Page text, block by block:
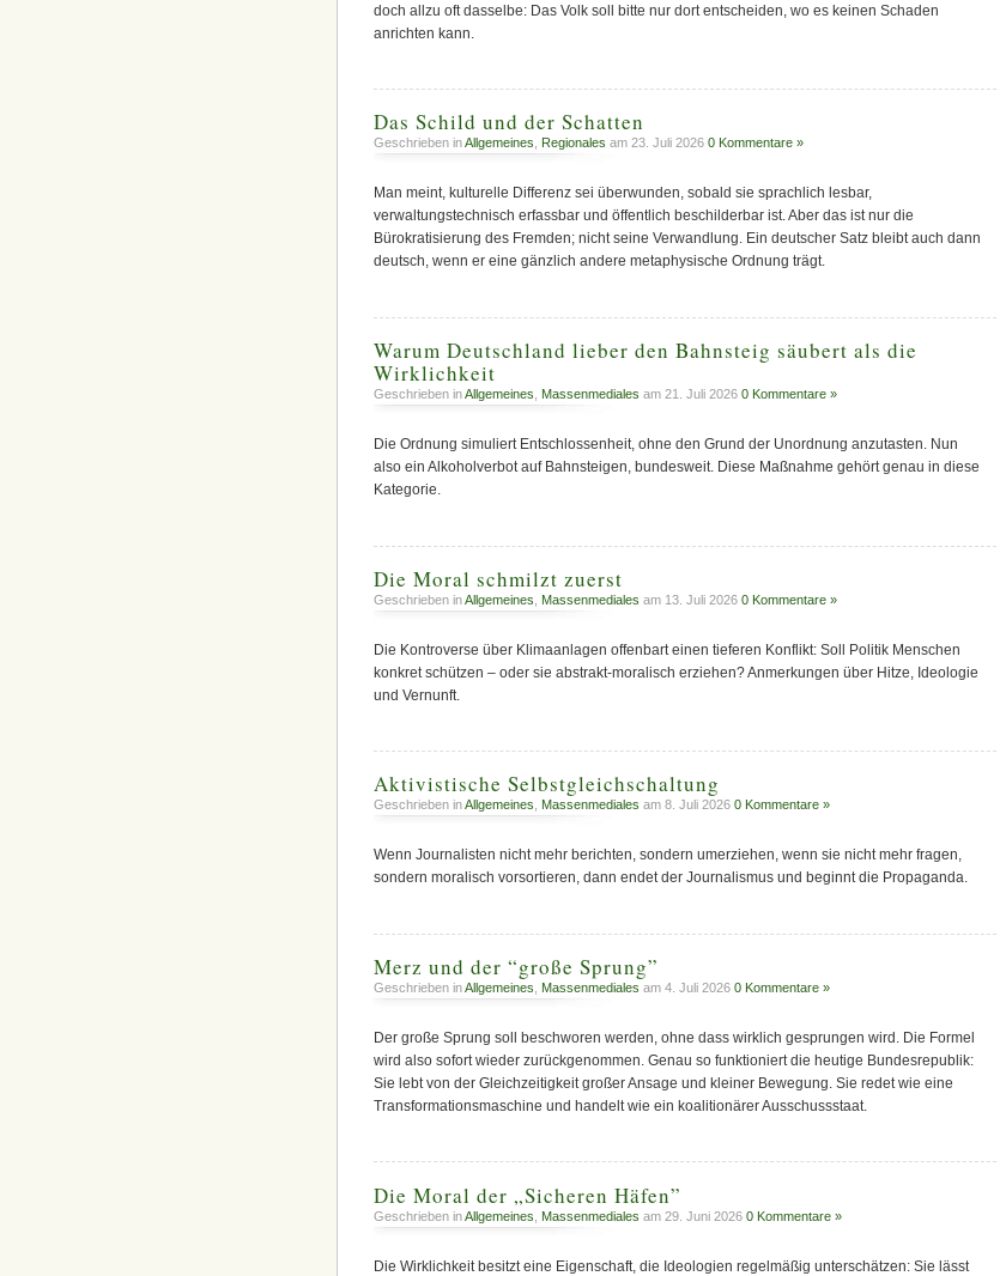
doch allzu oft dasselbe: Das Volk soll bitte nur dort entscheiden, wo es keinen Schaden
anrichten kann.
Das Schild und der Schatten
Geschrieben inAllgemeines Regionales am 23. Juli 2026 0 Kommentare »
Man meint, kulturelle Differenz sei überwunden, sobald sie sprachlich lesbar,
verwaltungstechnisch erfassbar und öffentlich beschilderbar ist. Aber das ist nur die
Bürokratisierung des Fremden; nicht seine Verwandlung. Ein deutscher Satz bleibt auch dann
deutsch, wenn er eine gänzlich andere metaphysische Ordnung trägt.
Warum Deutschland lieber den Bahnsteig säubert als die
Wirklichkeit
Geschrieben inAllgemeines Massenmediales am 21. Juli 2026 0 Kommentare »
Die Ordnung simuliert Entschlossenheit, ohne den Grund der Unordnung anzutasten. Nun
also ein Alkoholverbot auf Bahnsteigen, bundesweit. Diese Maßnahme gehört genau in diese
Kategorie.
Die Moral schmilzt zuerst
Geschrieben inAllgemeines Massenmediales am 13. Juli 2026 0 Kommentare »
Die Kontroverse über Klimaanlagen offenbart einen tieferen Konflikt: Soll Politik Menschen
konkret schützen – oder sie abstrakt-moralisch erziehen? Anmerkungen über Hitze, Ideologie
und Vernunft.
Aktivistische Selbstgleichschaltung
Geschrieben inAllgemeines Massenmediales am 8. Juli 2026 0 Kommentare »
Wenn Journalisten nicht mehr berichten, sondern umerziehen, wenn sie nicht mehr fragen,
sondern moralisch vorsortieren, dann endet der Journalismus und beginnt die Propaganda.
Merz und der “große Sprung”
Geschrieben inAllgemeines Massenmediales am 4. Juli 2026 0 Kommentare »
Der große Sprung soll beschworen werden, ohne dass wirklich gesprungen wird. Die Formel
wird also sofort wieder zurückgenommen. Genau so funktioniert die heutige Bundesrepublik:
Sie lebt von der Gleichzeitigkeit großer Ansage und kleiner Bewegung. Sie redet wie eine
Transformationsmaschine und handelt wie ein koalitionärer Ausschussstaat.
Die Moral der „Sicheren Häfen”
Geschrieben inAllgemeines Massenmediales am 29. Juni 2026 0 Kommentare »
Die Wirklichkeit besitzt eine Eigenschaft, die Ideologien regelmäßig unterschätzen: Sie lässt